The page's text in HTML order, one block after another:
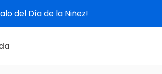
del Día de la Niñez!